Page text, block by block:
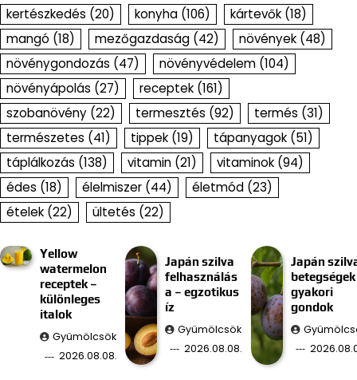
kertészkedés (20) konyha (106) kártevők (18)
mangó (18) mezőgazdaság (42) növények (48)
növénygondozás (47) növényvédelem (104)
növényápolás (27) receptek (161)
szobanövény (22) termesztés (92) termés (31)
természetes (41) tippek (19) tápanyagok (51)
táplálkozás (138) vitamin (21) vitaminok (94)
édes (18) élelmiszer (44) életmód (23)
ételek (22) ültetés (22)
Yellow
watermelon
receptek –
különleges
italok
Gyümölcsök
2026.08.08.
Japán szilva
felhasználás
a – egzotikus
íz
Gyümölcsök
2026.08.08.
Japán
betegségek
gyakori
gondok